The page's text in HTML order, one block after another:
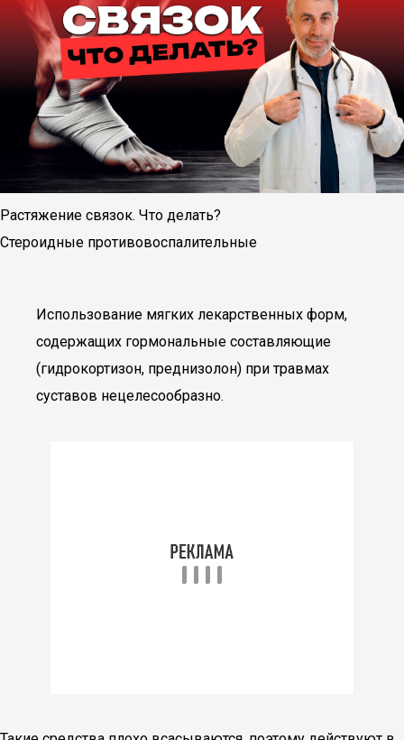
Растяжение связок. Что делать?
Стероидные противовоспалительные
Использование мягких лекарственных форм,
содержащих гормональные составляющие
(гидрокортизон, преднизолон) при травмах
суставов нецелесообразно.